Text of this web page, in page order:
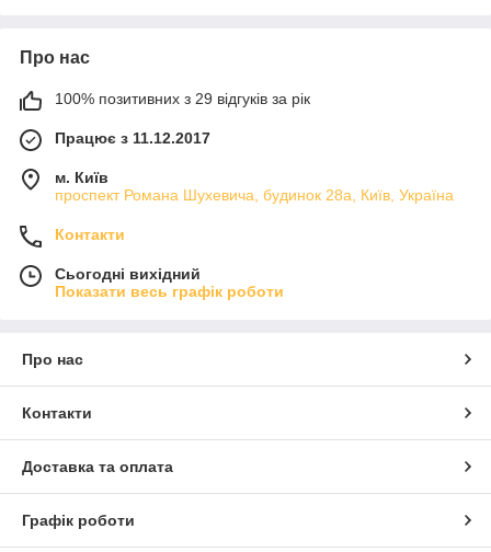
Про нас
100% позитивних з 29 відгуків за рік
Працює з 11.12.2017
м. Київ
проспект Романа Шухевича, будинок 28а, Київ, Україна
Контакти
Сьогодні вихідний
Показати весь графік роботи
Про нас
Контакти
Доставка та оплата
Графік роботи